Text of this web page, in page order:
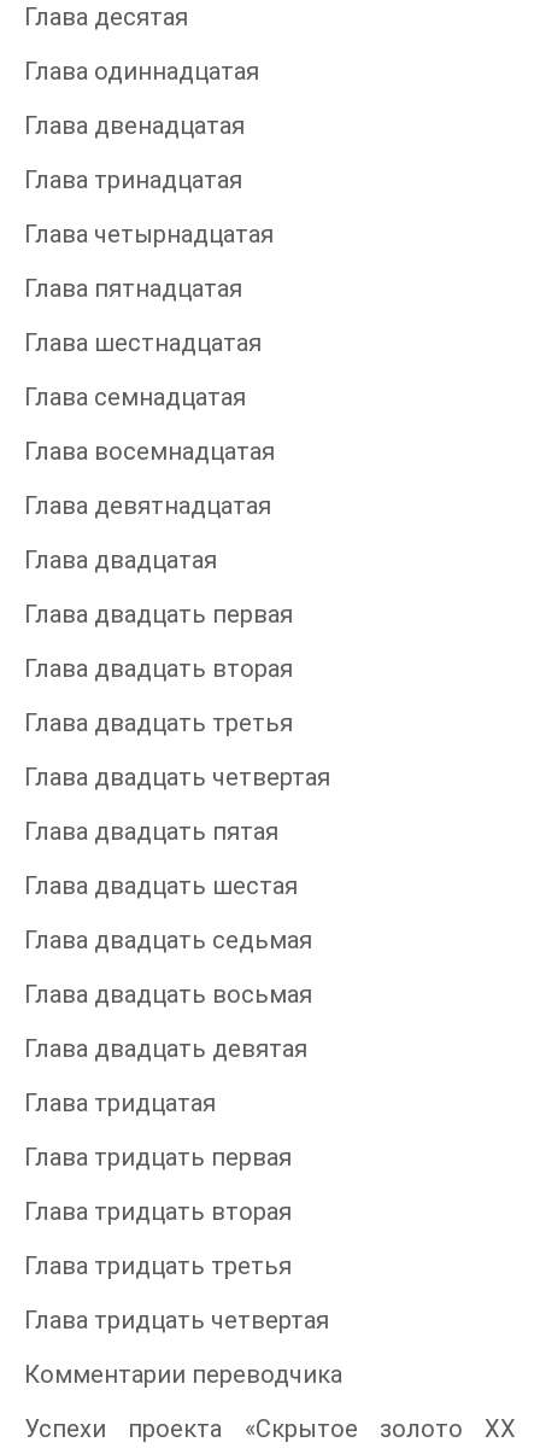
Глава десятая
Глава одиннадцатая
Глава двенадцатая
Глава тринадцатая
Глава четырнадцатая
Глава пятнадцатая
Глава шестнадцатая
Глава семнадцатая
Глава восемнадцатая
Глава девятнадцатая
Глава двадцатая
Глава двадцать первая
Глава двадцать вторая
Глава двадцать третья
Глава двадцать четвертая
Глава двадцать пятая
Глава двадцать шестая
Глава двадцать седьмая
Глава двадцать восьмая
Глава двадцать девятая
Глава тридцатая
Глава тридцать первая
Глава тридцать вторая
Глава тридцать третья
Глава тридцать четвертая
Комментарии переводчика
Успехи проекта «Скрытое золото ХХ